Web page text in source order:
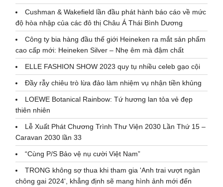
Cushman & Wakefield lần đầu phát hành báo cáo về mức
độ hòa nhập của các đô thị Châu Á Thái Bình Dương
Công ty bia hàng đầu thế giới Heineken ra mắt sản phẩm
cao cấp mới: Heineken Silver – Nhẹ êm mà đậm chất
ELLE FASHION SHOW 2023 quy tụ nhiều celeb gạo cội
Đầy rẫy chiêu trò lừa đảo làm nhiệm vụ nhận tiền khủng
LOEWE Botanical Rainbow: Tứ hương lan tỏa vẻ đẹp
thiên nhiên
Lễ Xuất Phát Chương Trình Thư Viện 2030 Lần Thứ 15 –
Caravan 2030 lần 33
“Cùng P/S Bảo vệ nụ cười Việt Nam”
TRONG không sợ thua khi tham gia 'Anh trai vượt ngàn
chông gai 2024', khẳng định sẽ mang hình ảnh mới đến